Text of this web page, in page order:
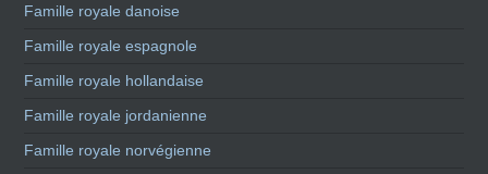
Famille royale danoise
Famille royale espagnole
Famille royale hollandaise
Famille royale jordanienne
Famille royale norvégienne